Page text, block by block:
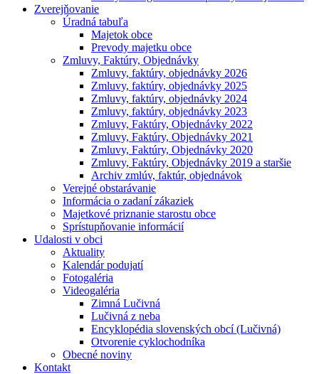
Zverejňovanie
Úradná tabuľa
Majetok obce
Prevody majetku obce
Zmluvy, Faktúry, Objednávky
Zmluvy, faktúry, objednávky 2026
Zmluvy, faktúry, objednávky 2025
Zmluvy, faktúry, objednávky 2024
Zmluvy, faktúry, objednávky 2023
Zmluvy, Faktúry, Objednávky 2022
Zmluvy, Faktúry, Objednávky 2021
Zmluvy, Faktúry, Objednávky 2020
Zmluvy, Faktúry, Objednávky 2019 a staršie
Archiv zmlúv, faktúr, objednávok
Verejné obstarávanie
Informácia o zadaní zákaziek
Majetkové priznanie starostu obce
Sprístupňovanie informácií
Udalosti v obci
Aktuality
Kalendár podujatí
Fotogaléria
Videogaléria
Zimná Lučivná
Lučivná z neba
Encyklopédia slovenských obcí (Lučivná)
Otvorenie cyklochodníka
Obecné noviny
Kontakt